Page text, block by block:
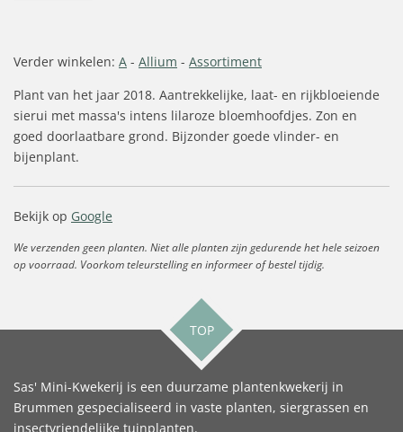
Verder winkelen: A - Allium - Assortiment
Plant van het jaar 2018. Aantrekkelijke, laat- en rijkbloeiende
sierui met massa's intens lilaroze bloemhoofdjes. Zon en
goed doorlaatbare grond. Bijzonder goede vlinder- en
bijenplant.
Bekijk op Google
We verzenden geen planten. Niet alle planten zijn gedurende het hele seizoen
op voorraad. Voorkom teleurstelling en informeer of bestel tijdig.
TOP
Sas' Mini-Kwekerij is een duurzame plantenkwekerij in
Brummen gespecialiseerd in vaste planten, siergrassen en
insectvriendelijke tuinplanten.